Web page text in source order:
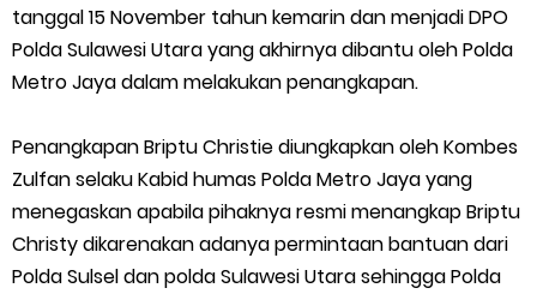
5 Cara Top Up InDriver dengan Mudah
5 Biaya Potongan Shopee Food yang Perlu Kamu Ketahui
10 Cara Jitu Autobid Untuk Lala Motor dan Mobil 2023
Batas Saldo Untuk Akun Gopay Biasa dan Upgrade
Cara Mudah Melihat QR dan Barcode Shopeepay
tanggal 15 November tahun kemarin dan menjadi DPO
Polda Sulawesi Utara yang akhirnya dibantu oleh Polda
Metro Jaya dalam melakukan penangkapan.
Penangkapan Briptu Christie diungkapkan oleh Kombes
Zulfan selaku Kabid humas Polda Metro Jaya yang
menegaskan apabila pihaknya resmi menangkap Briptu
Christy dikarenakan adanya permintaan bantuan dari
Polda Sulsel dan polda Sulawesi Utara sehingga Polda